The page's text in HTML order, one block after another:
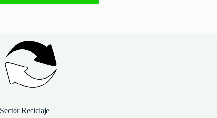
Sector Reciclaje